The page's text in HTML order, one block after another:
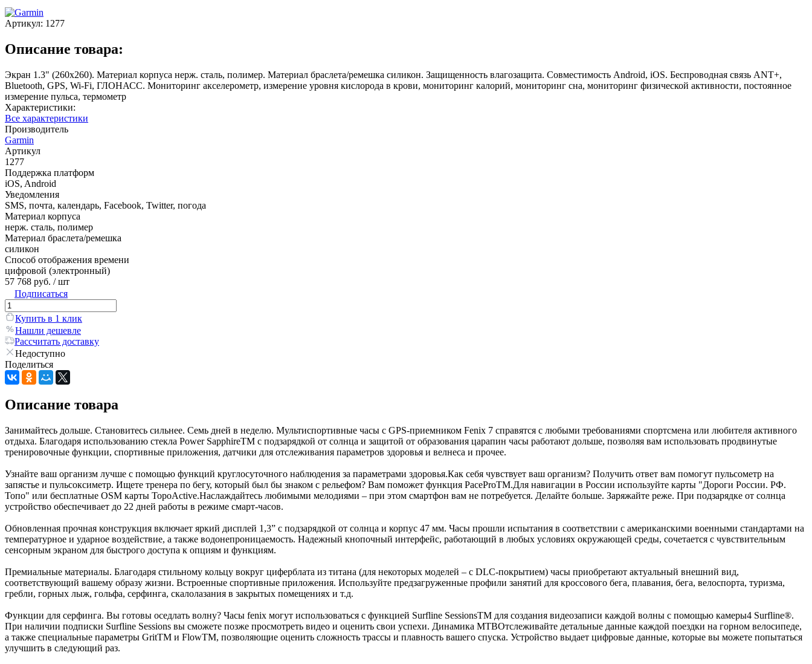
Артикул: 1277
Описание товара:
Экран 1.3" (260x260). Материал корпуса нерж. сталь, полимер. Материал браслета/ремешка силикон. Защищенность влагозащита. Совместимость Android, iOS. Беспроводная связь ANT+,
Bluetooth, GPS, Wi-Fi, ГЛОНАСC. Мониторинг акселерометр, измерение уровня кислорода в крови, мониторинг калорий, мониторинг сна, мониторинг физической активности, постоянное
измерение пульса, термометр
Характеристики:
Все характеристики
Производитель
Garmin
Артикул
1277
Поддержка платформ
iOS, Android
Уведомления
SMS, почта, календарь, Facebook, Twitter, погода
Материал корпуса
нерж. сталь, полимер
Материал браслета/ремешка
силикон
Способ отображения времени
цифровой (электронный)
57 768 руб. / шт
Подписаться
Купить в 1 клик
Нашли дешевле
Рассчитать доставку
Недоступно
Поделиться
Описание товара
Занимайтесь дольше. Становитесь сильнее. Семь дней в неделю. Мультиспортивные часы с GPS-приемником Fenix 7 справятся с любыми требованиями спортсмена или любителя активного
отдыха. Благодаря использованию стекла Power SapphireTM с подзарядкой от солнца и защитой от образования царапин часы работают дольше, позволяя вам использовать продвинутые
тренировочные функции, спортивные приложения, датчики для отслеживания параметров здоровья и велнеса и прочее.
Узнайте ваш организм лучше с помощью функций круглосуточного наблюдения за параметрами здоровья.Как себя чувствует ваш организм? Получить ответ вам помогут пульсометр на
запястье и пульсоксиметр. Ищете тренера по бегу, который был бы знаком с рельефом? Вам поможет функция PaceProTM.Для навигации в России используйте карты "Дороги России. РФ.
Топо" или бесплатные OSM карты TopoActive.Наслаждайтесь любимыми мелодиями – при этом смартфон вам не потребуется. Делайте больше. Заряжайте реже. При подзарядке от солнца
устройство обеспечивает до 22 дней работы в режиме смарт-часов.
Обновленная прочная конструкция включает яркий дисплей 1,3” с подзарядкой от солнца и корпус 47 мм. Часы прошли испытания в соответствии с американскими военными стандартами на
температурное и ударное воздействие, а также водонепроницаемость. Надежный кнопочный интерфейс, работающий в любых условиях окружающей среды, сочетается с чувствительным
сенсорным экраном для быстрого доступа к опциям и функциям.
Премиальные материалы. Благодаря стильному кольцу вокруг циферблата из титана (для некоторых моделей – с DLC-покрытием) часы приобретают актуальный внешний вид,
соответствующий вашему образу жизни. Встроенные спортивные приложения. Используйте предзагруженные профили занятий для кроссового бега, плавания, бега, велоспорта, туризма,
гребли, горных лыж, гольфа, серфинга, скалолазания в закрытых помещениях и т.д.
Функции для серфинга. Вы готовы оседлать волну? Часы fenix могут использоваться с функцией Surfline SessionsTM для создания видеозаписи каждой волны с помощью камеры4 Surfline®.
При наличии подписки Surfline Sessions вы сможете позже просмотреть видео и оценить свои успехи. Динамика MTBОтслеживайте детальные данные каждой поездки на горном велосипеде,
а также специальные параметры GritTM и FlowTM, позволяющие оценить сложность трассы и плавность вашего спуска. Устройство выдает цифровые данные, которые вы можете попытаться
улучшить в следующий раз.